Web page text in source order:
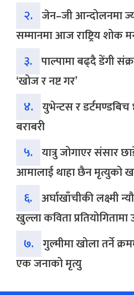
२. जेन–जी आन्दोलनमा
सम्मानमा आज राष्ट्रिय शोक
३. पाल्पामा बढ्दै डेंगी
‘खोज र नष्ट गर’
४. युभेन्टस र डर्टमण्डबिच
बराबरी
५. यात्रु जोगाएर संसार
आमालाई थाहा छैन मृत्युको
६. अर्घाखाँचीकी लक्ष्मी
खुल्ला कविता प्रतियोगितामा
७. गुल्मीमा खोला तर्ने
एक जनाको मृत्यु